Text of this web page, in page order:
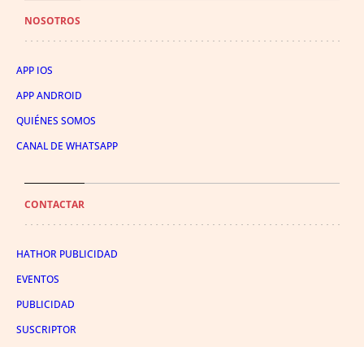
NOSOTROS
APP IOS
APP ANDROID
QUIÉNES SOMOS
CANAL DE WHATSAPP
CONTACTAR
HATHOR PUBLICIDAD
EVENTOS
PUBLICIDAD
SUSCRIPTOR